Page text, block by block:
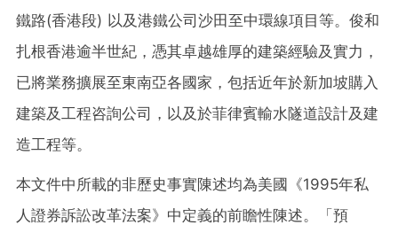
鐵路(香港段) 以及港鐵公司沙田至中環線項目等。俊和
扎根香港逾半世紀，憑其卓越雄厚的建築經驗及實力，
已將業務擴展至東南亞各國家，包括近年於新加坡購入
建築及工程咨詢公司，以及於菲律賓輸水隧道設計及建
造工程等。
本文件中所載的非歷史事實陳述均為美國《1995年私
人證券訴訟改革法案》中定義的前瞻性陳述。「預